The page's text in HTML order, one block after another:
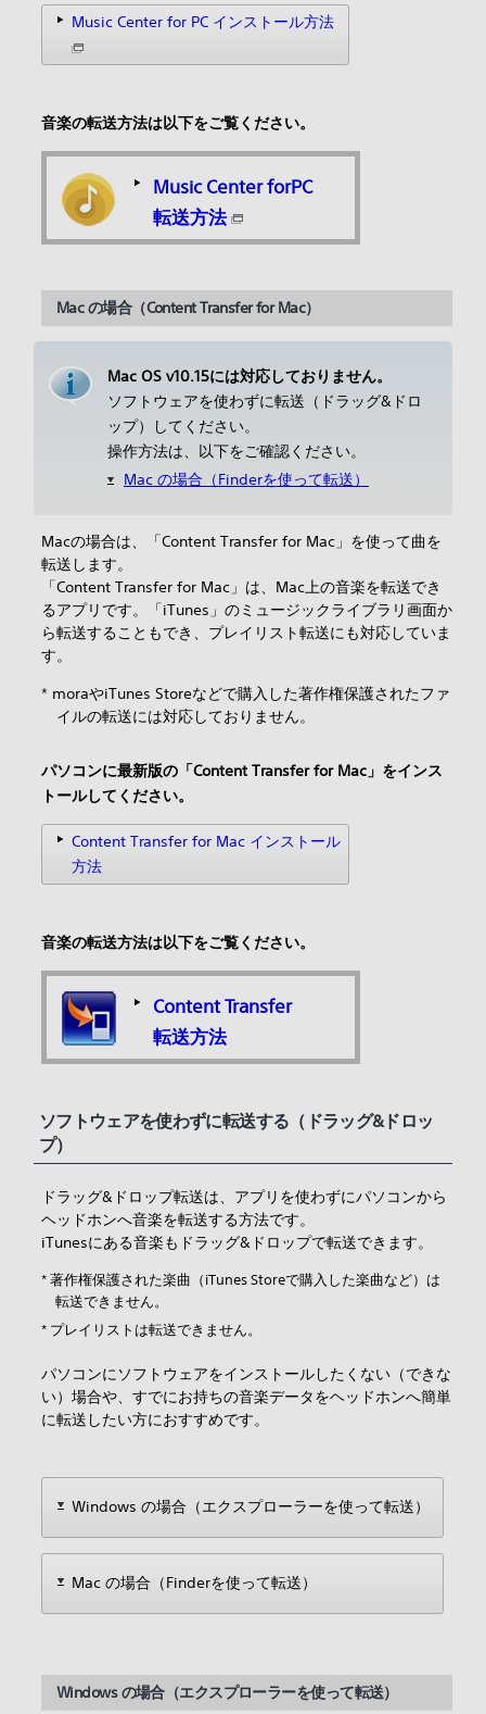
Music Center for PC インストール方法
音楽の転送方法は以下をご覧ください。
Music Center forPC
転送方法
Mac の場合（Content Transfer for Mac）
Mac OS v10.15には対応しておりません。
ソフトウェアを使わずに転送（ドラッグ&ドロ
ップ）してください。
操作方法は、以下をご確認ください。
Mac の場合（Finderを使って転送）
Macの場合は、「Content Transfer for Mac」を使って曲を
転送します。
「Content Transfer for Mac」は、Mac上の音楽を転送でき
るアプリです。「iTunes」のミュージックライブラリ画面か
ら転送することもでき、プレイリスト転送にも対応していま
す。
* moraやiTunes Storeなどで購入した著作権保護されたファ
イルの転送には対応しておりません。
パソコンに最新版の「Content Transfer for Mac」をインス
トールしてください。
Content Transfer for Mac インストール
方法
音楽の転送方法は以下をご覧ください。
Content Transfer
転送方法
ソフトウェアを使わずに転送する（ドラッグ&ドロッ
プ）
ドラッグ&ドロップ転送は、アプリを使わずにパソコンから
ヘッドホンへ音楽を転送する方法です。
iTunesにある音楽もドラッグ&ドロップで転送できます。
* 著作権保護された楽曲（iTunes Storeで購入した楽曲など）は
転送できません。
* プレイリストは転送できません。
パソコンにソフトウェアをインストールしたくない（できな
い）場合や、すでにお持ちの音楽データをヘッドホンへ簡単
に転送したい方におすすめです。
Windows の場合（エクスプローラーを使って転送）
Mac の場合（Finderを使って転送）
Windows の場合（エクスプローラーを使って転送）